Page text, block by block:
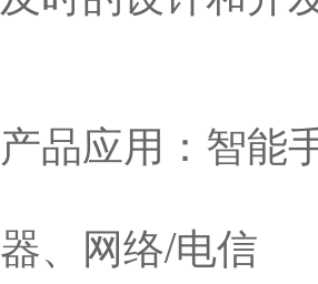
产品应用：智能
器、网络/电信